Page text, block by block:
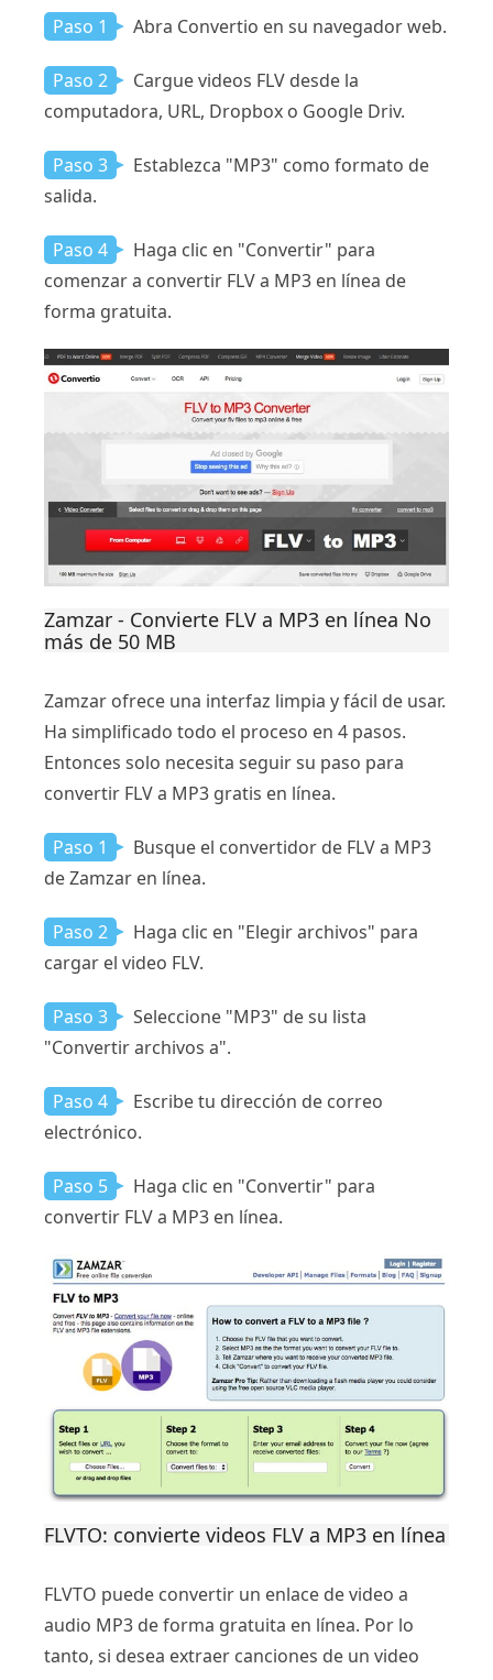
Paso 1 Abra Convertio en su navegador web.
Paso 2
Cargue videos FLV desde la
computadora, URL, Dropbox o Google Driv.
Paso 3
Establezca "MP3" como formato de
salida.
Paso 4
Haga clic en "Convertir" para
comenzar a convertir FLV a MP3 en línea de
forma gratuita.
Zamzar - Convierte FLV a MP3 en línea No
más de 50 MB
Zamzar ofrece una interfaz limpia y fácil de usar.
Ha simplificado todo el proceso en 4 pasos.
Entonces solo necesita seguir su paso para
convertir FLV a MP3 gratis en línea.
Paso 1
Busque el convertidor de FLV a MP3
de Zamzar en línea.
Paso 2
Haga clic en "Elegir archivos" para
cargar el video FLV.
Paso 3
Seleccione "MP3" de su lista
"Convertir archivos a".
Paso 4
Escribe tu dirección de correo
electrónico.
Paso 5
Haga clic en "Convertir" para
convertir FLV a MP3 en línea.
FLVTO: convierte videos FLV a MP3 en línea
FLVTO puede convertir un enlace de video a
audio MP3 de forma gratuita en línea. Por lo
tanto, si desea extraer canciones de un video